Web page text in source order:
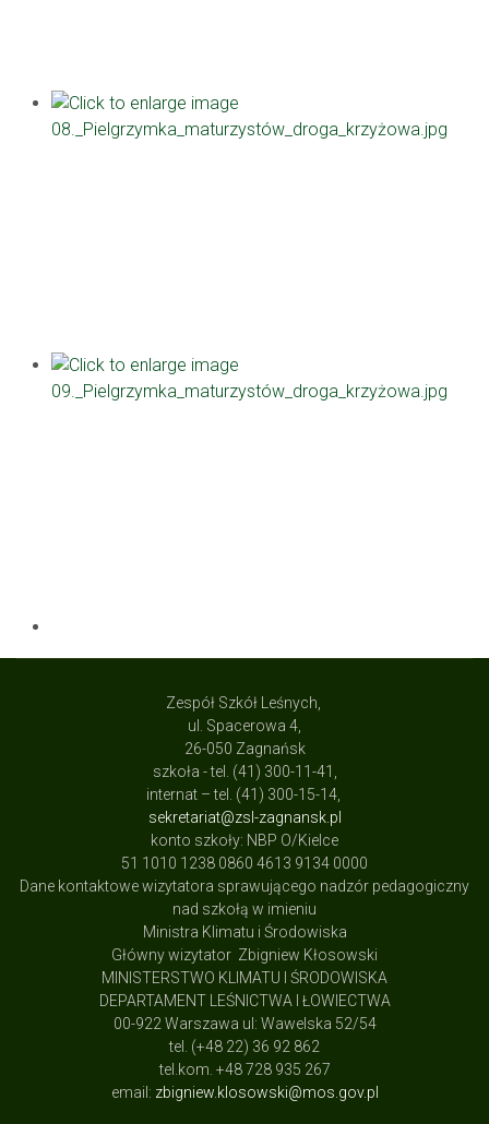
Zespół Szkół Leśnych,
ul. Spacerowa 4,
26-050 Zagnańsk
szkoła - tel. (41) 300-11-41,
internat – tel. (41) 300-15-14,
sekretariat@zsl-zagnansk.pl
konto szkoły: NBP O/Kielce
51 1010 1238 0860 4613 9134 0000
Dane kontaktowe wizytatora sprawującego nadzór pedagogiczny
nad szkołą w imieniu
Ministra Klimatu i Środowiska
Główny wizytator Zbigniew Kłosowski
MINISTERSTWO KLIMATU I ŚRODOWISKA
DEPARTAMENT LEŚNICTWA I ŁOWIECTWA
00-922 Warszawa ul: Wawelska 52/54
tel. (+48 22) 36 92 862
tel.kom. +48 728 935 267
email: zbigniew.klosowski@mos.gov.pl